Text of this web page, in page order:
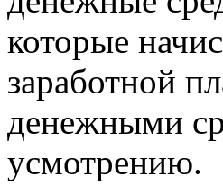
которые
заработной
денежными
усмотрению.